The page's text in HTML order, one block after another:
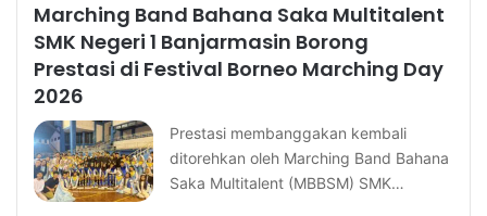
Marching Band Bahana Saka Multitalent
SMK Negeri 1 Banjarmasin Borong
Prestasi di Festival Borneo Marching Day
2026
Prestasi membanggakan kembali
ditorehkan oleh Marching Band Bahana
Saka Multitalent (MBBSM) SMK…